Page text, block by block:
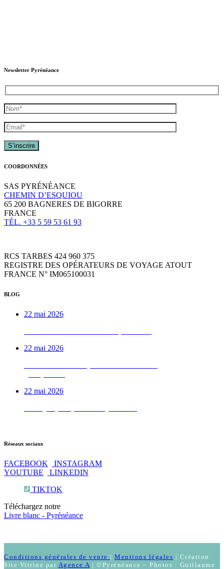
Newsletter Pyrénéance
COORDONNÉES
SAS PYRÉNÉANCE
CHEMIN D’ESQUIOU
65 200 BAGNERES DE BIGORRE
FRANCE
TÉL. +33 5 59 53 61 93
RCS TARBES 424 960 375
REGISTRE DES OPÉRATEURS DE VOYAGE ATOUT
FRANCE N° IM065100031
BLOG
22 mai 2026
22 mai 2026
22 mai 2026
Réseaux sociaux
FACEBOOK
INSTAGRAM
YOUTUBE
LINKEDIN
TIKTOK
Téléchargez notre
Livre blanc - Pyrénéance
Conditions générales de vente | Mentions légales | Création
Site Vitrine par Agence A | ©Pyrénéance – Photos : Guillaume